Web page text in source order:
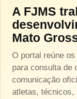
A FJMS
Mato
O portal reúne
para consulta de
comunicação
atletas, técnicos,